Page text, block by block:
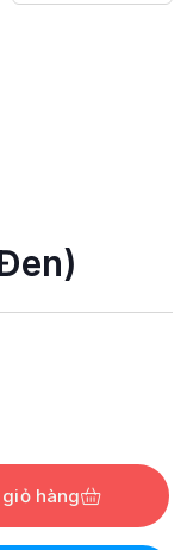
hàng